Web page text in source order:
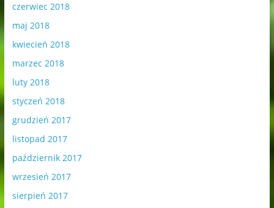
czerwiec 2018
maj 2018
kwiecień 2018
marzec 2018
luty 2018
styczeń 2018
grudzień 2017
listopad 2017
październik 2017
wrzesień 2017
sierpień 2017